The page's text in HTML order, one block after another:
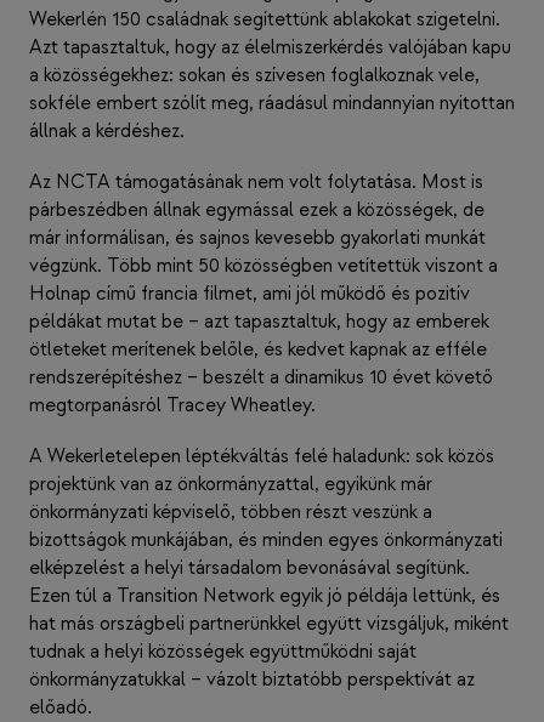
Wekerlén 150 családnak segítettünk ablakokat szigetelni.
Azt tapasztaltuk, hogy az élelmiszerkérdés valójában kapu
a közösségekhez: sokan és szívesen foglalkoznak vele,
sokféle embert szólít meg, ráadásul mindannyian nyitottan
állnak a kérdéshez.
Az NCTA támogatásának nem volt folytatása. Most is
párbeszédben állnak egymással ezek a közösségek, de
már informálisan, és sajnos kevesebb gyakorlati munkát
végzünk. Több mint 50 közösségben vetítettük viszont a
Holnap című francia filmet, ami jól működő és pozitív
példákat mutat be – azt tapasztaltuk, hogy az emberek
ötleteket merítenek belőle, és kedvet kapnak az efféle
rendszerépítéshez – beszélt a dinamikus 10 évet követő
megtorpanásról Tracey Wheatley.
A Wekerletelepen léptékváltás felé haladunk: sok közös
projektünk van az önkormányzattal, egyikünk már
önkormányzati képviselő, többen részt veszünk a
bizottságok munkájában, és minden egyes önkormányzati
elképzelést a helyi társadalom bevonásával segítünk.
Ezen túl a Transition Network egyik jó példája lettünk, és
hat más országbeli partnerünkkel együtt vizsgáljuk, miként
tudnak a helyi közösségek együttműködni saját
önkormányzatukkal – vázolt biztatóbb perspektívát az
előadó.